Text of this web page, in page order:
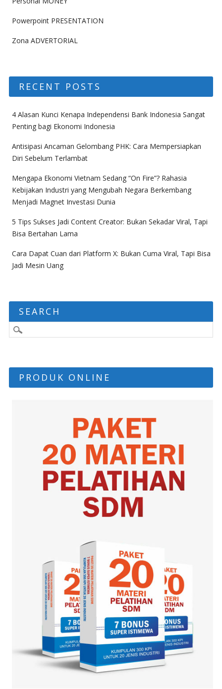
Powerpoint PRESENTATION
Zona ADVERTORIAL
RECENT POSTS
4 Alasan Kunci Kenapa Independensi Bank Indonesia Sangat
Penting bagi Ekonomi Indonesia
Antisipasi Ancaman Gelombang PHK: Cara Mempersiapkan
Diri Sebelum Terlambat
Mengapa Ekonomi Vietnam Sedang “On Fire”? Rahasia
Kebijakan Industri yang Mengubah Negara Berkembang
Menjadi Magnet Investasi Dunia
5 Tips Sukses Jadi Content Creator: Bukan Sekadar Viral, Tapi
Bisa Bertahan Lama
Cara Dapat Cuan dari Platform X: Bukan Cuma Viral, Tapi Bisa
Jadi Mesin Uang
SEARCH
PRODUK ONLINE